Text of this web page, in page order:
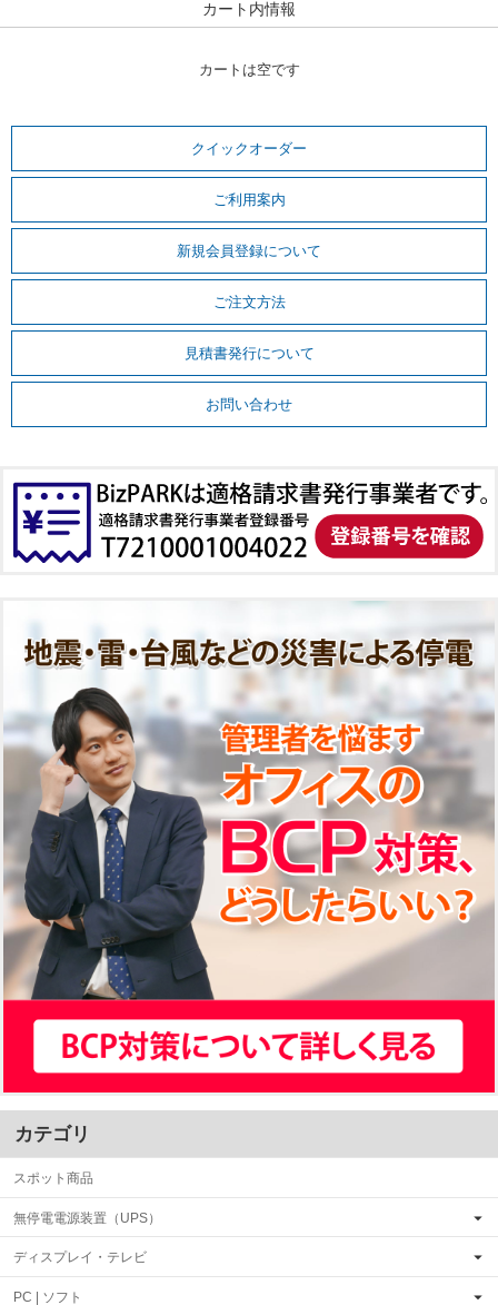
カート内情報
カートは空です
クイックオーダー
ご利用案内
新規会員登録について
ご注文方法
見積書発行について
お問い合わせ
カテゴリ
スポット商品
無停電電源装置（UPS）
ディスプレイ・テレビ
PC | ソフト